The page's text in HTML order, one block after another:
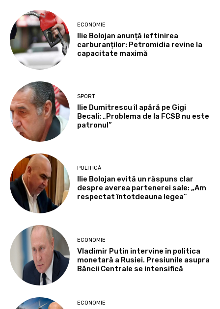
ECONOMIE
Ilie Bolojan anunță ieftinirea
carburanților: Petromidia revine la
capacitate maximă
SPORT
Ilie Dumitrescu îl apără pe Gigi
Becali: „Problema de la FCSB nu este
patronul”
POLITICĂ
Ilie Bolojan evită un răspuns clar
despre averea partenerei sale: „Am
respectat întotdeauna legea”
ECONOMIE
Vladimir Putin intervine în politica
monetară a Rusiei. Presiunile asupra
Băncii Centrale se intensifică
ECONOMIE